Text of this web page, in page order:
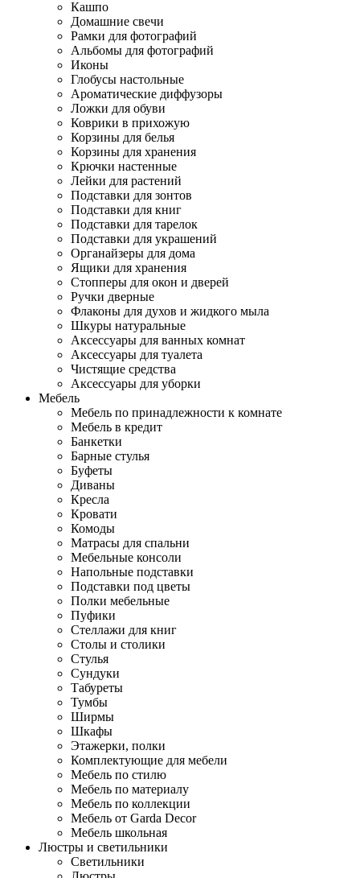
Кашпо
Домашние свечи
Рамки для фотографий
Альбомы для фотографий
Иконы
Глобусы настольные
Ароматические диффузоры
Ложки для обуви
Коврики в прихожую
Корзины для белья
Корзины для хранения
Крючки настенные
Лейки для растений
Подставки для зонтов
Подставки для книг
Подставки для тарелок
Подставки для украшений
Органайзеры для дома
Ящики для хранения
Стопперы для окон и дверей
Ручки дверные
Флаконы для духов и жидкого мыла
Шкуры натуральные
Аксессуары для ванных комнат
Аксессуары для туалета
Чистящие средства
Аксессуары для уборки
Мебель
Мебель по принадлежности к комнате
Мебель в кредит
Банкетки
Барные стулья
Буфеты
Диваны
Кресла
Кровати
Комоды
Матрасы для спальни
Мебельные консоли
Напольные подставки
Подставки под цветы
Полки мебельные
Пуфики
Стеллажи для книг
Столы и столики
Стулья
Сундуки
Табуреты
Тумбы
Ширмы
Шкафы
Этажерки, полки
Комплектующие для мебели
Мебель по стилю
Мебель по материалу
Мебель по коллекции
Мебель от Garda Decor
Мебель школьная
Люстры и светильники
Светильники